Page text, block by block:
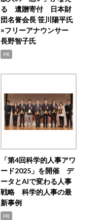
る 遺贈寄付 日本財
団名誉会長 笹川陽平氏
×フリーアナウンサー
長野智子氏
PR
「第4回科学的人事アワ
ード2025」を開催 デ
ータとAIで変わる人事
戦略 科学的人事の最
新事例
PR